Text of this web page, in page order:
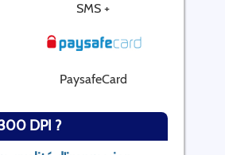
SMS +
PaysafeCard
DPI ?